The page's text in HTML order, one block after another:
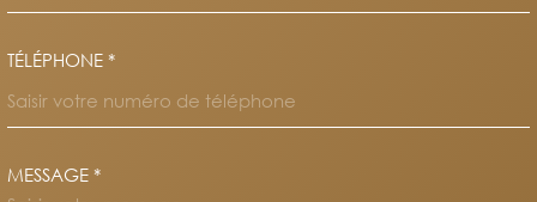
TÉLÉPHONE *
MESSAGE *